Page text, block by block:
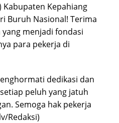
Kabupaten Kepahiang
Buruh Nasional! Terima
menjadi fondasi
para pekerja di
dedikasi dan
peluh yang jatuh
Semoga hak pekerja
Redaksi)